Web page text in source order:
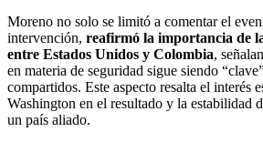
Moreno no solo se limitó a comentar el
intervención, reafirmó la importancia de
entre Estados Unidos y Colombia,
en materia de seguridad sigue siendo
compartidos. Este aspecto resalta el interés
Washington en el resultado y la estabilidad
un país aliado.